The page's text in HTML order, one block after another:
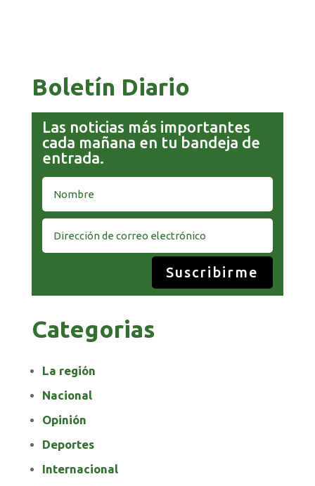
Boletín Diario
Las noticias más importantes
cada mañana en tu bandeja de
entrada.
Suscribirme
Categorias
La región
Nacional
Opinión
Deportes
Internacional